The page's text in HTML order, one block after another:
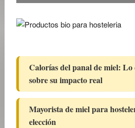
Calorías del panal de miel: Lo
sobre su impacto real
Mayorista de miel para
elección